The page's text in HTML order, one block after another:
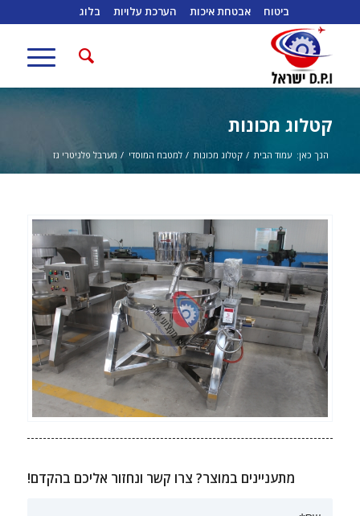
ביטוח אבטחת איכות הערכת עלויות בלוג
קטלוג מכונות
הנך כאן: עמוד הבית / קטלוג מכונות / למטבח המוסדי / מערבל פלניטרי גז
מתעניינים במוצר? צרו קשר ונחזור אליכם בהקדם!